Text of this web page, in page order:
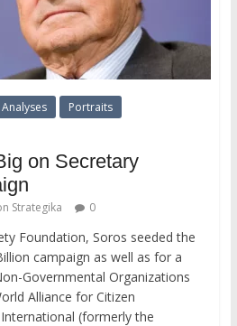
Analyses
Portraits
on Secretary
Strategika 0
Foundation, Soros seeded the
campaign as well as for a
Governmental Organizations
Alliance for Citizen
(formerly the